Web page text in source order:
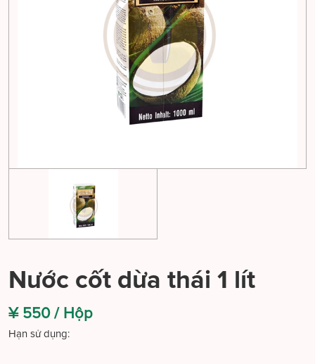
Nước cốt dừa thái 1 lít
¥ 550 / Hộp
Hạn sử dụng: